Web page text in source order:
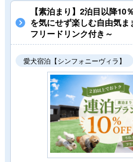
【素泊まり】2泊目以降10
を気にせず楽しむ自由気ま
フリードリンク付き～
愛犬宿泊【シンフォニーヴィラ】